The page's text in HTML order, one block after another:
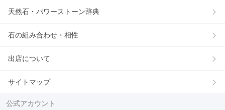
天然石・パワーストーン辞典
石の組み合わせ・相性
出店について
サイトマップ
公式アカウント